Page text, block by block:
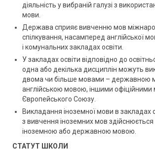
діяльність у вибраній галузі з
мови.
Держава сприяє вивченню мов
спілкування, насамперед англійської
і комунальних закладах освіти.
У закладах освіти відповідно до
одна або декілька дисциплін можуть
двома чи більше мовами – державною
англійською мовою, іншими
Європейського Союзу.
Викладання іноземної мови в закладах
з вивчення іноземних мов здійснюється
іноземною або державною мовою.
СТАТУТ ШКОЛИ